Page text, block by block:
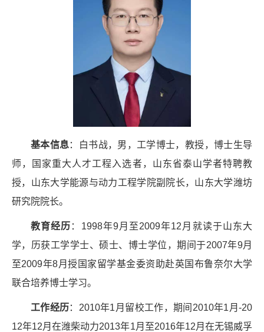
基本信息：白书战，男，工学博士，教授，博士生导
师，国家重大人才工程入选者，山东省泰山学者特聘教
授，山东大学能源与动力工程学院副院长，山东大学潍坊
研究院院长。
教育经历 ： 1998年9月至2009年12 月就读于山东大
学，历获工学学士、硕士、博士学位，期间于2007年9月
至2009年8月授国家留学基金委资助赴英国布鲁奈尔大学
联合培养博士学习。
工作经历： 2010年1 月留校工作，期间 2010年1 月-20
12年12月在潍柴动力2013年1月至2016年12月在无锡威孚